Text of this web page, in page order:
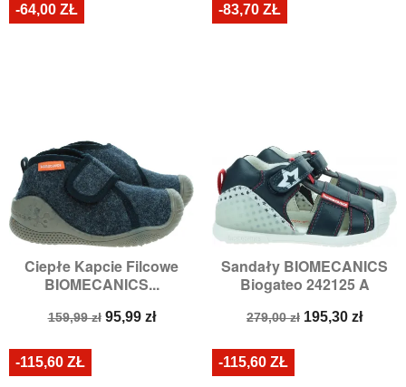
Ciepłe Kapcie Filcowe
BIOMECANICS...
Cena
159,99 zł Cena
95,99 zł
-64,00 ZŁ
Sandały BIOMECANICS
Biogateo 242125 A
Cena
279,00 zł Cena
195,30 zł
-83,70 ZŁ
-115,60 ZŁ -115,60 ZŁ